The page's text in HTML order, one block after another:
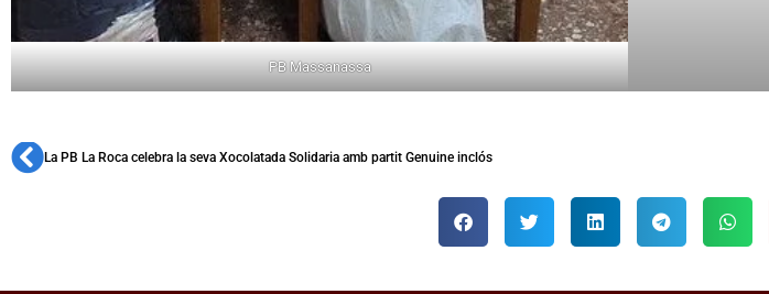
PB Massanassa
La PB La Roca celebra la seva Xocolatada Solidaria amb partit Genuine inclós